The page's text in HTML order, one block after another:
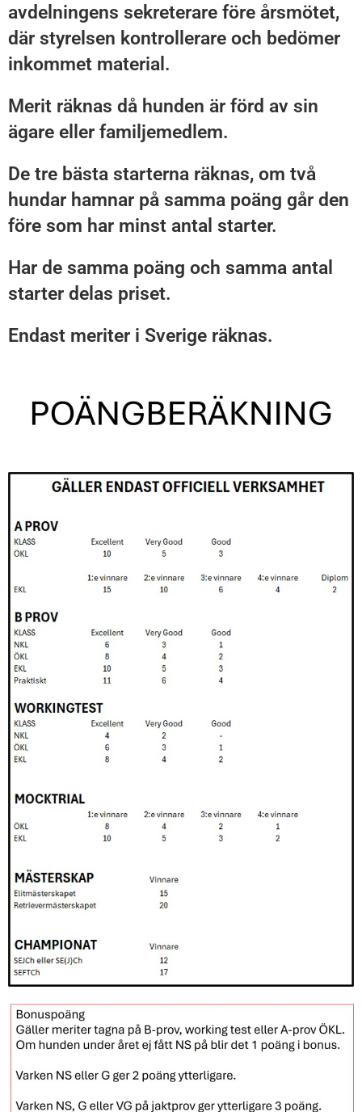
avdelningens sekreterare före årsmötet,
där styrelsen kontrollerare och bedömer
inkommet material.
Merit räknas då hunden är förd av sin
ägare eller familjemedlem.
De tre bästa starterna räknas, om två
hundar hamnar på samma poäng går den
före som har minst antal starter.
Har de samma poäng och samma antal
starter delas priset.
Endast meriter i Sverige räknas.